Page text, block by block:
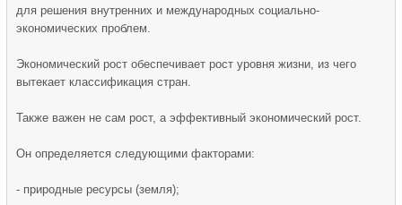
для решения внутренних и международных социально-
экономических проблем.
Экономический рост обеспечивает рост уровня жизни, из чего
вытекает классификация стран.
Также важен не сам рост, а эффективный экономический рост.
Он определяется следующими факторами:
- природные ресурсы (земля);